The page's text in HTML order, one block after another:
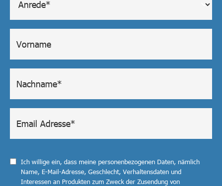
Ich willige ein, dass meine personenbezogenen Daten, nämlich
Name, E-Mail-Adresse, Geschlecht, Verhaltensdaten und
Interessen an Produkten zum Zweck der Zusendung von